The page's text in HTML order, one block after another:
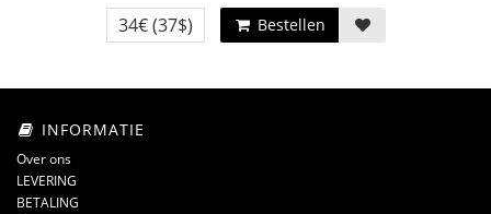
34€(37$) Bestellen
INFORMATIE
Over ons
LEVERING
BETALING